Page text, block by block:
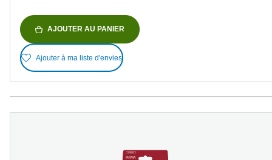
AJOUTER AU PANIER
Ajouter à ma liste d'envies